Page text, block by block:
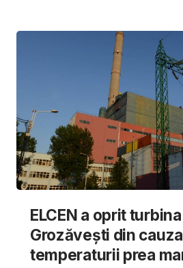
ELCEN a oprit
Grozăvești din cauza
temperaturii prea